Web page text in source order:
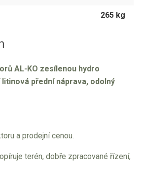
265 kg
AL-KO zesílenou hydro
přední náprava, odolný
a prodejní cenou.
terén, dobře zpracované řízení,